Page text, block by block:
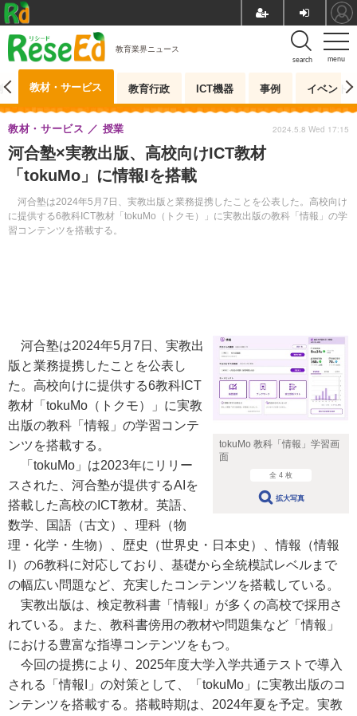
menu
search
教育業界ニュース
教材・サービス 教育行政 ICT機器 事例 イベント
河合塾×実教出版、高校向けICT教材
「tokuMo」に情報Iを搭載
河合塾は2024年5月7日、実教出版と業務提携したことを公表した。高校向け
に提供する6教科ICT教材「tokuMo（トクモ）」に実教出版の教科「情報」の学
習コンテンツを搭載する。
教材・サービス 授業 2024.5.8 Wed 17:15
tokuMo 教科「情報」学習画
面
全 4 枚
拡大写真
河合塾は2024年5月7日、実教出
版と業務提携したことを公表し
た。高校向けに提供する6教科ICT
教材「tokuMo（トクモ）」に実教
出版の教科「情報」の学習コンテ
ンツを搭載する。
「tokuMo」は2023年にリリー
スされた、河合塾が提供するAIを
搭載した高校のICT教材。英語、
数学、国語（古文）、理科（物
理・化学・生物）、歴史（世界史・日本史）、情報（情報
I）の6教科に対応しており、基礎から全統模試レベルまで
の幅広い問題など、充実したコンテンツを搭載している。
実教出版は、検定教科書「情報I」が多くの高校で採用さ
れている。また、教科書傍用の教材や問題集など「情報」
における豊富な指導コンテンツをもつ。
今回の提携により、2025年度大学入学共通テストで導入
される「情報I」の対策として、「tokuMo」に実教出版のコ
ンテンツを搭載する。搭載時期は、2024年夏を予定。実教